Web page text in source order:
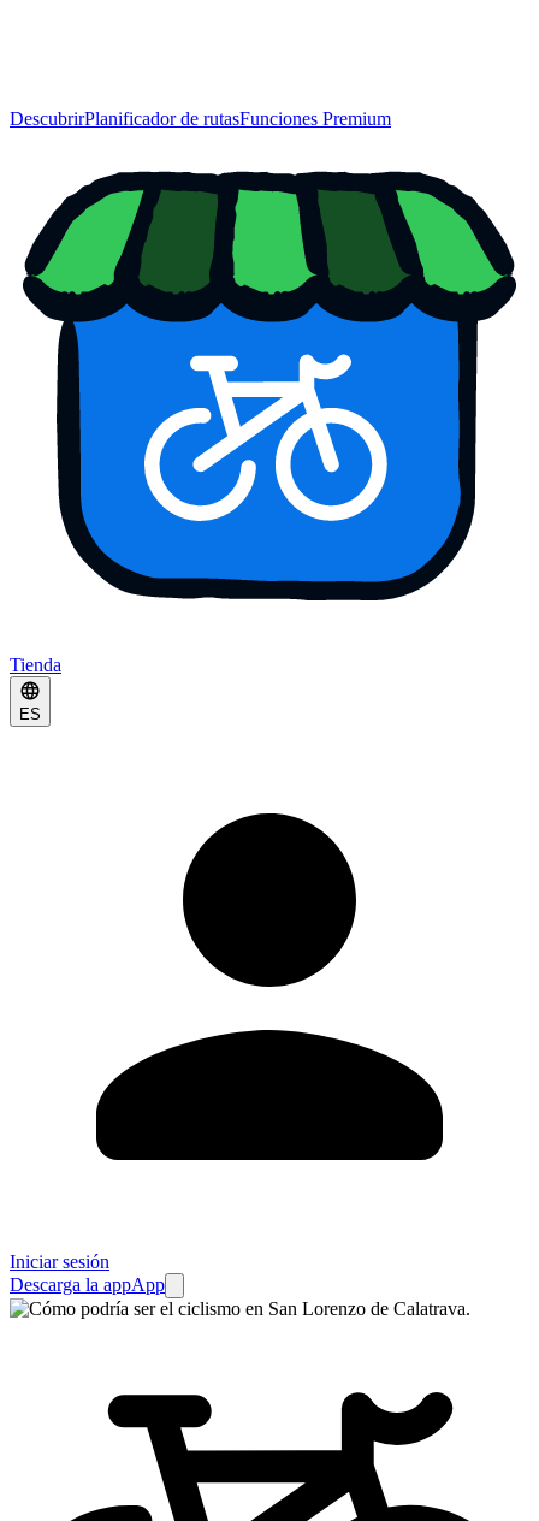
DescubrirPlanificador de rutasFunciones Premium
Tienda
ES
Iniciar sesión
Descarga la appApp